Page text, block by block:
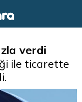
verdi
ile ticarette